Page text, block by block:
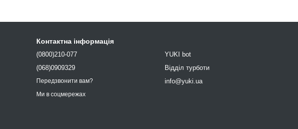
Контактна інформація
(0800)210-077
(068)0909329
Передзвонити вам?
YUKI bot
Відділ турботи
info@yuki.ua
Ми в соцмережах